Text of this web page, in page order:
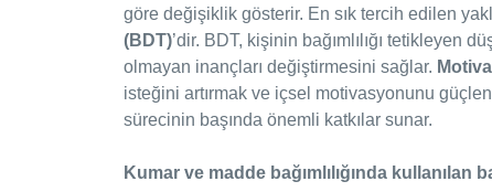
göre değişiklik gösterir. En sık tercih edilen
(BDT)’dir. BDT, kişinin bağımlılığı tetikleyen
olmayan inançları değiştirmesini sağlar.
isteğini artırmak ve içsel motivasyonunu
sürecinin başında önemli katkılar sunar.
Kumar ve madde bağımlılığında kullanılan